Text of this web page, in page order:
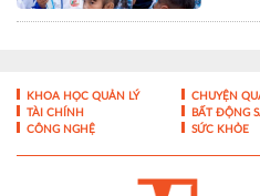
Tạp chí điện tử Nhà
Giấy phép hoạt động báo điện
Thông tin và Truyền